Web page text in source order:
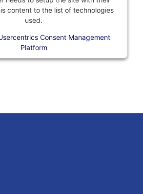
content to the list of technologies
used.
Consent Management
Platform